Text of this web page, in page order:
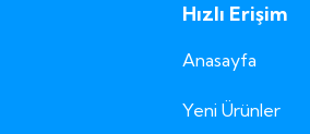
Hızlı Erişim
Anasayfa
Yeni Ürünler